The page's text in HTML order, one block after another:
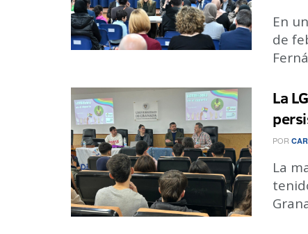
En
de
La
POR
La